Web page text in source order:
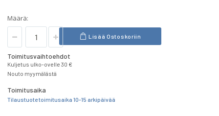
Määrä:
Lisää Ostoskoriin
Toimitusvaihtoehdot
Kuljetus ulko-ovelle 30 €
Nouto myymälästä
Toimitusaika
Tilaustuote toimitusaika 10-15 arkipäivää